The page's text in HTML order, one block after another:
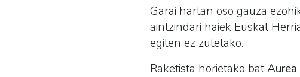
Garai hartan oso gauza
aintzindari haiek Euskal
egiten ez zutelako.
Raketista horietako bat